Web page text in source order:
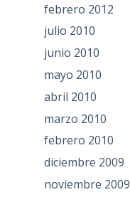
febrero 2012
julio 2010
junio 2010
mayo 2010
abril 2010
marzo 2010
febrero 2010
diciembre 2009
noviembre 2009